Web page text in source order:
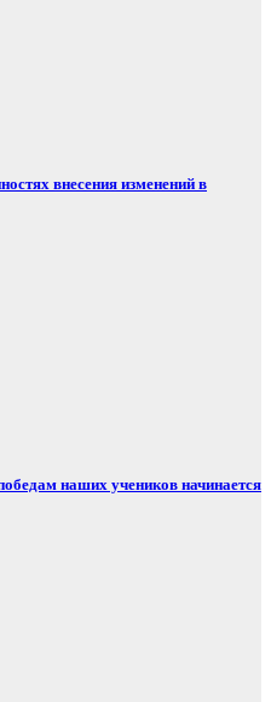
внесения изменений в
наших учеников начинается